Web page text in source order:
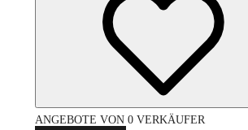
ANGEBOTE VON 0 VERKÄUFER